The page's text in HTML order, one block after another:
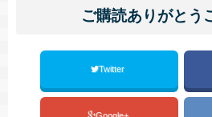
ご購読ありがとう
Twitter